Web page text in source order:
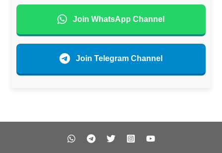
Join WhatsApp Channel
Join Telegram Channel